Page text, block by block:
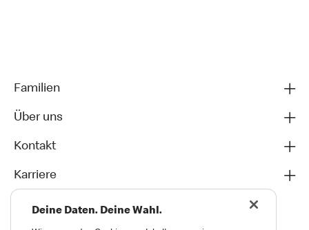
Familien
Über uns
Kontakt
Karriere
Deine Daten. Deine Wahl.